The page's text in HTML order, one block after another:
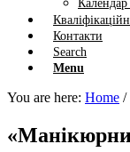
Календар
Контакти
Search
Menu
You are here: Home /